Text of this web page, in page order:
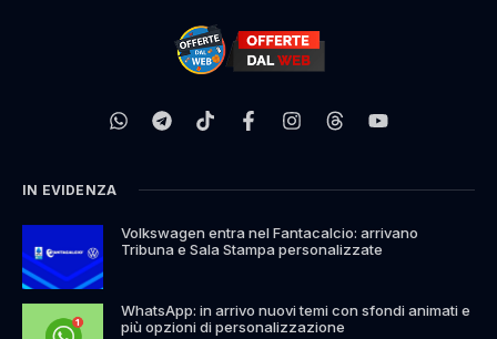
IN EVIDENZA
Volkswagen entra nel Fantacalcio: arrivano
Tribuna e Sala Stampa personalizzate
WhatsApp: in arrivo nuovi temi con sfondi animati e
più opzioni di personalizzazione